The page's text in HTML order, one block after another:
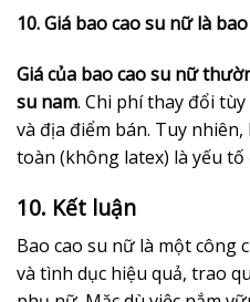
10. Giá bao cao su nữ là
Giá của bao cao su nữ
su nam. Chi phí thay đổi
và địa điểm bán. Tuy
toàn (không latex) là yếu tố
10. Kết luận
Bao cao su nữ là một công
và tình dục hiệu quả, trao